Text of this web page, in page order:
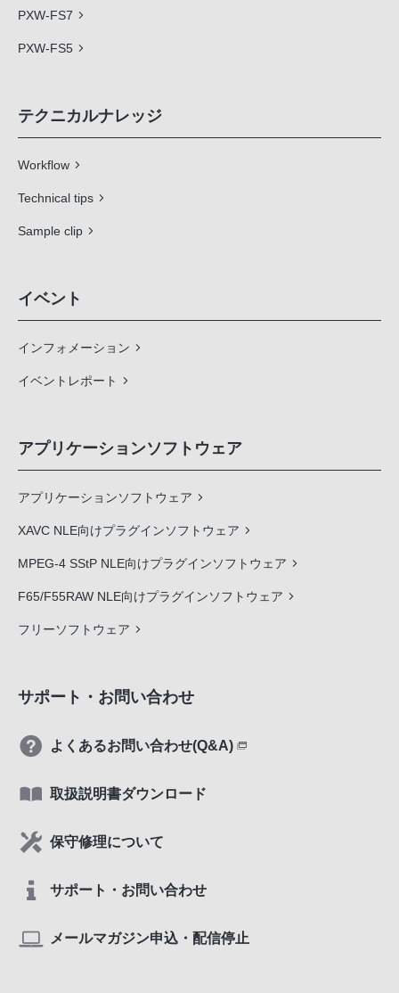
PXW-FS7
PXW-FS5
テクニカルナレッジ
Workflow
Technical tips
Sample clip
イベント
インフォメーション
イベントレポート
アプリケーションソフトウェア
アプリケーションソフトウェア
XAVC NLE向けプラグインソフトウェア
MPEG-4 SStP NLE向けプラグインソフトウェア
F65/F55RAW NLE向けプラグインソフトウェア
フリーソフトウェア
サポート・お問い合わせ
よくあるお問い合わせ(Q&A)
取扱説明書ダウンロード
保守修理について
サポート・お問い合わせ
メールマガジン申込・配信停止